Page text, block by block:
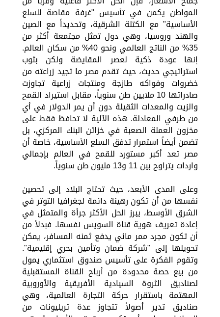
المواطن يكمن في تأسيس "غرفة مقاصة للسلع
الأساسية" مع الكتلة الشرقية، وتحديداً مع الصين
والهند وروسيا، وهي دول تمثل مجتمعة أكثر من
35% من الناتج العالمي ونحو 40% من سكان العالم.
إنها عودة ذكية لعصر المقايضة ولكن بثوب
استراتيجي حديث، حيث تقدم مصر ما تجيد زراعته من
خضروات وفواكه طازجة ومنتجات زراعية تجاوزت
صادراتها 10 ملايين طن سنوياً، مقابل استيراد القمح
والزيت والمعدات الثقيلة دون أن يمر الدولار في أي
من طرفي المعادلة. هذه الآلية لا تحافظ فقط على
مخزون العملة الصعبة في خزائن البنك المركزي، بل
تضمن أيضاً استمرار تدفق السلع الأساسية، خاصة أن
مصر تعد أكبر مستورد للقمح في العالم بإجمالي
واردات يتراوح بين 11 و13 مليون طن سنوياً.
وعلى المدى الأبعد، حيث تحتاج البلاد إلى تحصين
نفسها من أن تكون رهينة دائمة لجغرافيا التوتر في
الشرق الأوسط، يبرز الحل الأكثر جرأة والمتمثل في
إعادة تعريف هوية قناة السويس نفسها. فبدلاً من
أن تكون مجرد ممر مائي يدفع ثمنه المسافر، يمكن
تحويلها إلى "شركة ضمان وتأمين بحري إقليمية".
وتقوم الفكرة على تأسيس صندوق استثماري يمول
من بيع حصة محدودة من أرباح القناة المستقبلية
لصناديق الثروة السيادية الأفريقية والأوروبية
المهتمة باستقرار حركة التجارة العالمية، وهي
صناديق تدير أصولاً تتجاوز عدة تريليونات من